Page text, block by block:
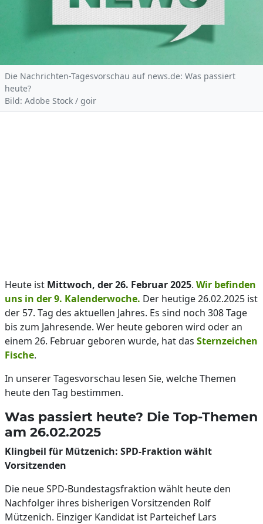
Die Nachrichten-Tagesvorschau auf news.de: Was passiert
heute?
Bild: Adobe Stock / goir
Heute ist Mittwoch, der 26. Februar 2025. Wir befinden
uns in der 9. Kalenderwoche. Der heutige 26.02.2025 ist
der 57. Tag des aktuellen Jahres. Es sind noch 308 Tage
bis zum Jahresende. Wer heute geboren wird oder an
einem 26. Februar geboren wurde, hat das Sternzeichen
Fische.
In unserer Tagesvorschau lesen Sie, welche Themen
heute den Tag bestimmen.
Was passiert heute? Die Top-Themen
am 26.02.2025
Klingbeil für Mützenich: SPD-Fraktion wählt
Vorsitzenden
Die neue SPD-Bundestagsfraktion wählt heute den
Nachfolger ihres bisherigen Vorsitzenden Rolf
Mützenich. Einziger Kandidat ist Parteichef Lars